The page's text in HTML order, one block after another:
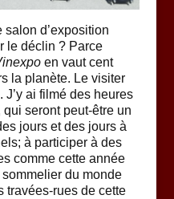
d’exposition
le déclin ? Parce
en vaut cent
la planète. Le visiter
ai filmé des heures
seront peut-être un
jours et des jours à
à participer à des
comme cette année
du monde
travées-rues de cette